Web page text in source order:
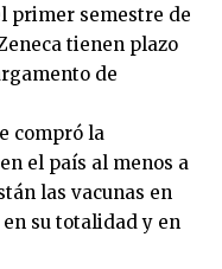
primer semestre de
tienen plazo
de
compró la
el país al menos a
las vacunas en
su totalidad y en